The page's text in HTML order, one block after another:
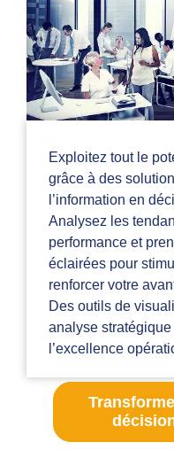
Exploitez tout le
grâce à des
l’information en
Analysez les
performance et
éclairées pour
renforcer votre
Des outils de
analyse
l’excellence